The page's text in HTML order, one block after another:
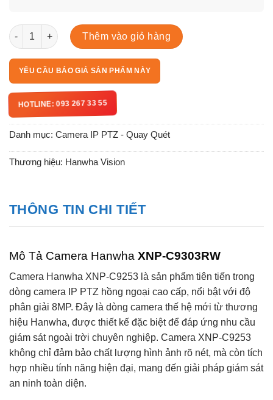
XNP-C9253 số lượng
Thêm vào giỏ hàng
YÊU CẦU BÁO GIÁ SẢN PHẨM NÀY
HOTLINE: 093 267 33 55
Danh mục: Camera IP PTZ - Quay Quét
Thương hiệu: Hanwha Vision
THÔNG TIN CHI TIẾT
Mô Tả Camera Hanwha XNP-C9303RW
Camera Hanwha XNP-C9253 là sản phẩm tiên tiến trong
dòng camera IP PTZ hồng ngoại cao cấp, nổi bật với độ
phân giải 8MP. Đây là dòng camera thế hệ mới từ thương
hiệu Hanwha, được thiết kế đặc biệt để đáp ứng nhu cầu
giám sát ngoài trời chuyên nghiệp. Camera XNP-C9253
không chỉ đảm bảo chất lượng hình ảnh rõ nét, mà còn tích
hợp nhiều tính năng hiện đại, mang đến giải pháp giám sát
an ninh toàn diện.